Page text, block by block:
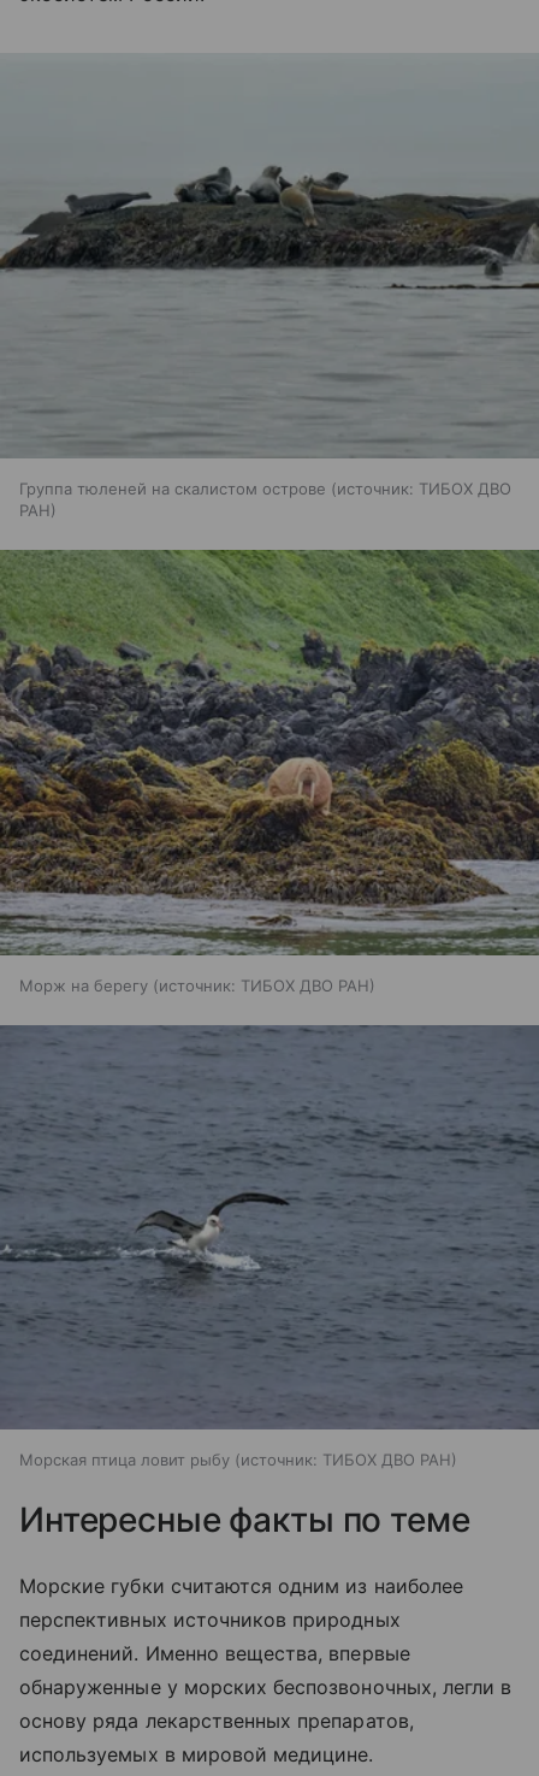
Группа тюленей на скалистом острове источник: ТИБОХ ДВО
РАН
Морж на берегу источник: ТИБОХ ДВО РАН
Морская птица ловит рыбу источник: ТИБОХ ДВО РАН
Интересные факты по теме
Морские губки считаются одним из наиболее
перспективных источников природных
соединений. Именно вещества, впервые
обнаруженные у морских беспозвоночных, легли в
основу ряда лекарственных препаратов,
используемых в мировой медицине.